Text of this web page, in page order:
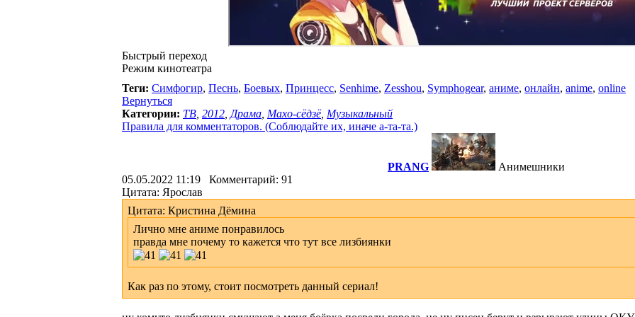
Быстрый переход
Режим кинотеатра
Теги: Симфогир, Песнь, Боевых, Принцесс, Senhime, Zesshou, Symphogear, аниме, онлайн, anime, online
Вернуться
Категории: ТВ 2012 Драма Махо-сёдзё, Музыкальный
Правила для комментаторов. (Соблюдайте их, иначе а-та-та.)
PRANG
Анимешники
05.05.2022 11:19 Комментарий: 91
Цитата: Ярослав
Цитата: Кристина Дёмина
Лично мне аниме понравилось
правда мне почему то кажется что тут все лизбиянки
Как раз по этому, стоит посмотреть данный сериал!